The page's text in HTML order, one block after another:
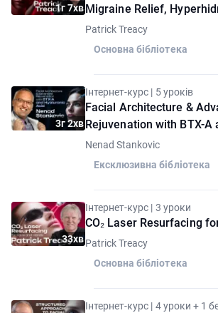
1г 7хв Migraine Relief,
Patrick Treacy
Основна бібліотека
3г 2хв
Інтернет-курс | 5 уроків
Facial Architecture &
Rejuvenation with BTX-A
Acid
Nenad Stankovic
Ексклюзивна бібліотека
33хв
Інтернет-курс | 3 уроки
CO₂ Laser Resurfacing
Patrick Treacy
Основна бібліотека
Інтернет-курс | 4 уроки + 1